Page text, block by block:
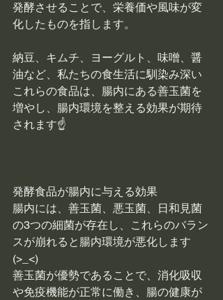
発酵させることで、栄養価や風味が変
化したものを指します。
納豆、キムチ、ヨーグルト、味噌、醤
油など、私たちの食生活に馴染み深い
これらの食品は、腸内にある善玉菌を
増やし、腸内環境を整える効果が期待
されます☝
発酵食品が腸内に与える効果
腸内には、善玉菌、悪玉菌、日和見菌
の3つの細菌が存在し、これらのバラン
スが崩れると腸内環境が悪化します
(>_<)
善玉菌が優勢であることで、消化吸収
や免疫機能が正常に働き、腸の健康が